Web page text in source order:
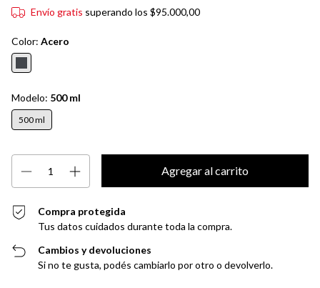
Envío gratis superando los $95.000,00
Color: Acero
Modelo: 500 ml
500 ml
Compra protegida
Tus datos cuidados durante toda la compra.
Cambios y devoluciones
Si no te gusta, podés cambiarlo por otro o devolverlo.